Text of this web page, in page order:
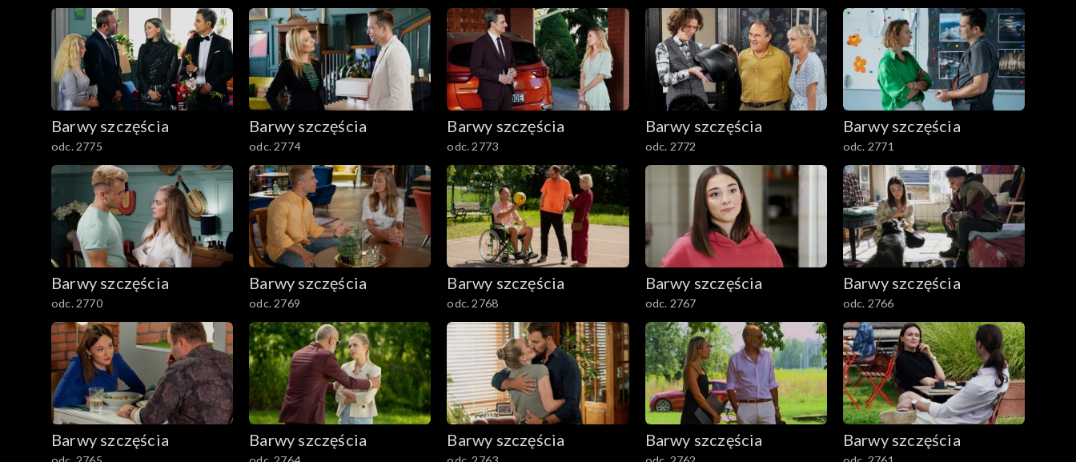
1301–1400
1201–1300
1101–1200
1001–1100
901–1000
801–900
782–800
Barwy szczęścia
odc. 2775
Barwy szczęścia
odc. 2774
Barwy szczęścia
odc. 2773
Barwy szczęścia
odc. 2772
Barwy szczęścia
odc. 2771
Barwy szczęścia
odc. 2770
Barwy szczęścia
odc. 2769
Barwy szczęścia
odc. 2768
Barwy szczęścia
odc. 2767
Barwy szczęścia
odc. 2766
Barwy szczęścia Barwy szczęścia Barwy szczęścia Barwy szczęścia Barwy szczęścia